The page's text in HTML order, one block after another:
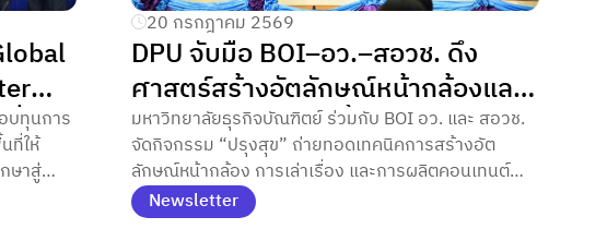
ให้
รณ์
ง
บทุนการ
ที่ให้
ษาสู่
20 กรกฎาคม 2569
DPU จับมือ BOI–อว.–สอวช. ดึง
ศาสตร์สร้างอัตลักษณ์หน้ากล้องและ
การผลิตคอนเทนต์ ปั้น ‘สถาปนิก
สุขภาพ’ เจาะเทคนิคพัฒนาศักยภาพ
สื่อสารไปยังกลุ่มเป้าหมาย
มหาวิทยาลัยธุรกิจบัณฑิตย์ ร่วมกับ BOI อว. และ สอวช.
จัดกิจกรรม “ปรุงสุข” ถ่ายทอดเทคนิคการสร้างอัต
ลักษณ์หน้ากล้อง การเล่าเรื่อง และการผลิตคอนเทนต์
ด้วย AI เพื่อยกระดับผู้ประกอบการสุขภาพสู่ตลาด
Newsletter